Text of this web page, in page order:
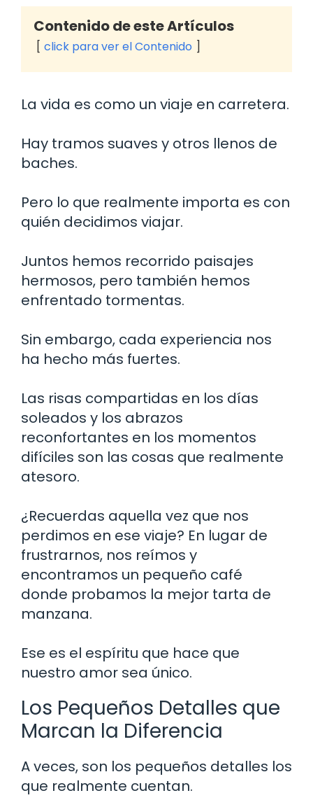
Contenido de este Artículos
click para ver el Contenido
La vida es como un viaje en carretera.
Hay tramos suaves y otros llenos de
baches.
Pero lo que realmente importa es con
quién decidimos viajar.
Juntos hemos recorrido paisajes
hermosos, pero también hemos
enfrentado tormentas.
Sin embargo, cada experiencia nos
ha hecho más fuertes.
Las risas compartidas en los días
soleados y los abrazos
reconfortantes en los momentos
difíciles son las cosas que realmente
atesoro.
¿Recuerdas aquella vez que nos
perdimos en ese viaje? En lugar de
frustrarnos, nos reímos y
encontramos un pequeño café
donde probamos la mejor tarta de
manzana.
Ese es el espíritu que hace que
nuestro amor sea único.
Los Pequeños Detalles que
Marcan la Diferencia
A veces, son los pequeños detalles los
que realmente cuentan.